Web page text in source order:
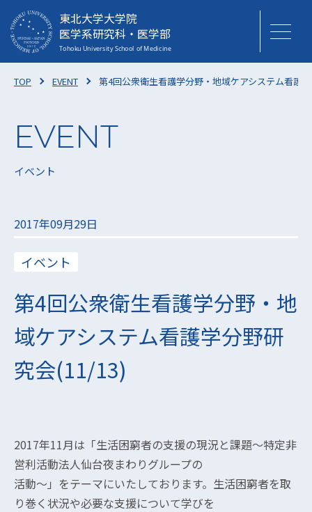
東北大学大学院
医学系研究科・医学部
TOP EVENT 第4回公衆衛生看護学分野・地域ケアシステム看護
イベント
2017年09月29日
イベント
第4回公衆衛生看護学分野・地
域ケアシステム看護学分野研
究会(11/13)
2017年11月は「生活困窮者の支援の現況と課題～特定非
営利活動法人仙台夜まわりグループの
活動～」をテーマにいたしております。生活困窮者を取
り巻く状況や必要な支援について学びを